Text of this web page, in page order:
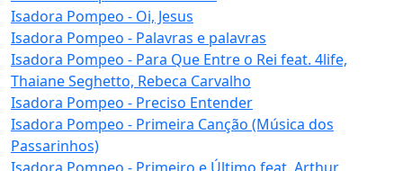
Isadora Pompeo - Oi, Jesus
Isadora Pompeo - Palavras e palavras
Isadora Pompeo - Para Que Entre o Rei feat. 4life,
Thaiane Seghetto, Rebeca Carvalho
Isadora Pompeo - Preciso Entender
Isadora Pompeo - Primeira Canção (Música dos
Passarinhos)